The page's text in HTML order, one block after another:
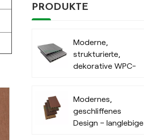
PRODUKTE
Moderne,
strukturierte,
dekorative WPC-
Modernes,
geschliffenes
Design – langlebige